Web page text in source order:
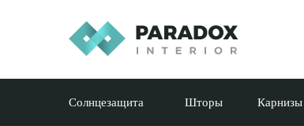
Солнцезащита Шторы Карнизы